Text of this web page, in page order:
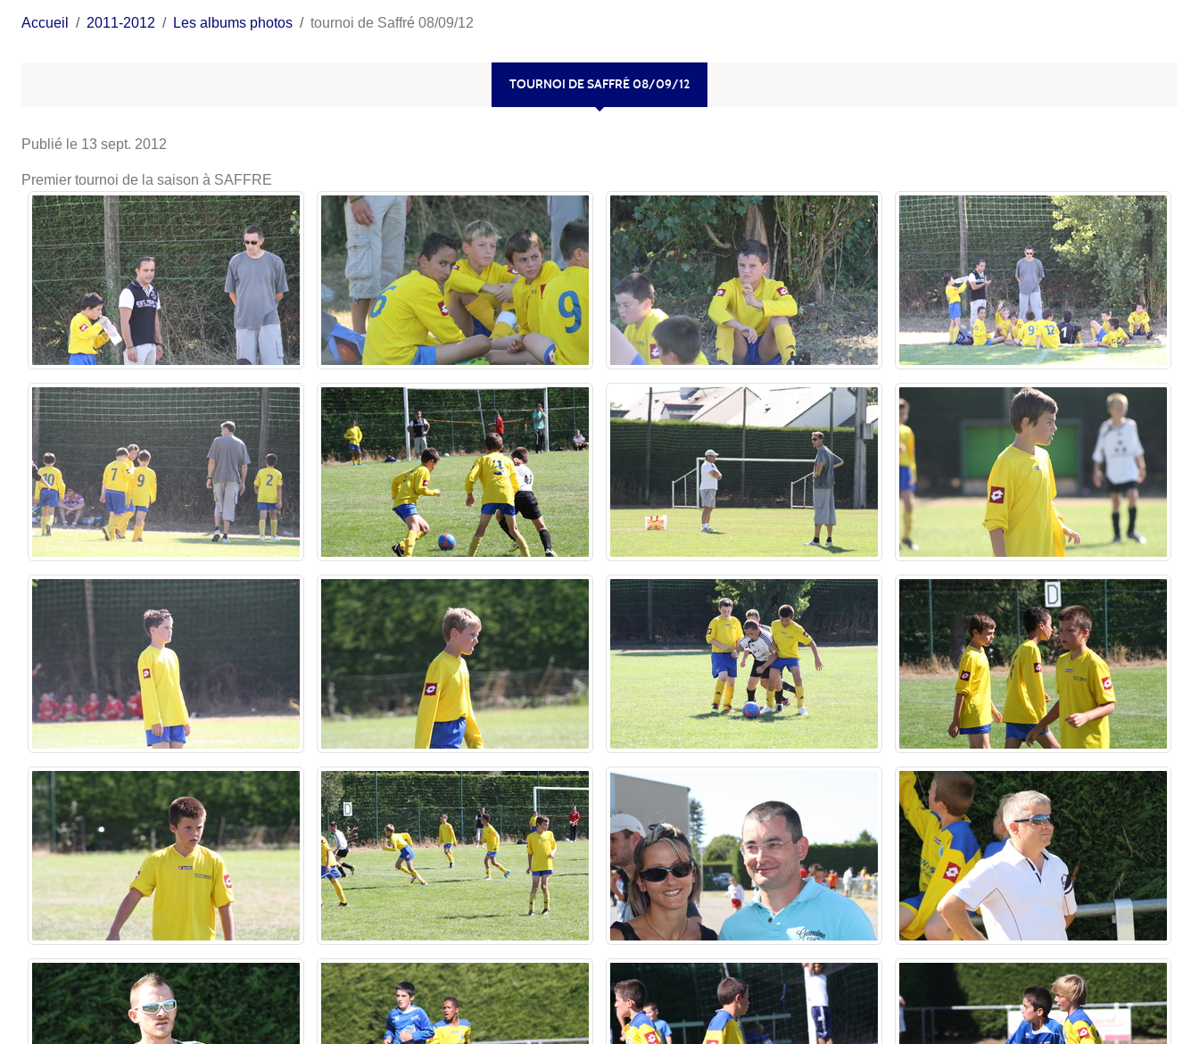
Accueil 2011-2012 Les albums photos tournoi de Saffré 08/09/12
TOURNOI DE SAFFRÉ 08/09/12
Publié le 13 sept. 2012
Premier tournoi de la saison à SAFFRE